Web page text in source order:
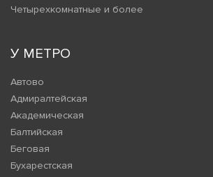
Четырехкомнатные и более
У МЕТРО
Автово
Адмиралтейская
Академическая
Балтийская
Беговая
Бухарестская